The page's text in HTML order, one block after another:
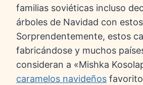
familias soviéticas incluso
árboles de Navidad con
Sorprendentemente, estos
fabricándose y muchos
consideran a «Mishka
caramelos navideños